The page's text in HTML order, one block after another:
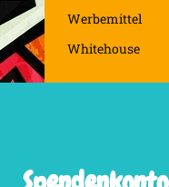
Werbemittel
Whitehouse